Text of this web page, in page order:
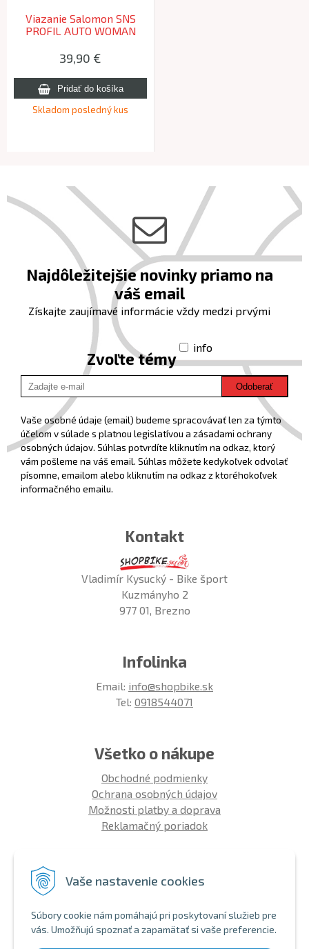
Vaše nastavenie cookies
Súbory cookie nám pomáhajú pri poskytovaní služieb pre
vás. Umožňujú spoznať a zapamätať si vaše preferencie.
Viazanie Salomon SNS
PROFIL AUTO WOMAN
39,90 €
Skladom posledný kus
Najdôležitejšie novinky priamo na
váš email
Získajte zaujímavé informácie vždy medzi prvými
Zvoľte témy
info
Odoberať
Vaše osobné údaje (email) budeme spracovávať len za týmto
účelom v súlade s platnou legislatívou a zásadami ochrany
osobných údajov. Súhlas potvrdíte kliknutím na odkaz, ktorý
vám pošleme na váš email. Súhlas môžete kedykoľvek odvolať
písomne, emailom alebo kliknutím na odkaz z ktoréhokoľvek
informačného emailu.
Kontakt
Vladimír Kysucký - Bike šport
Kuzmányho 2
977 01, Brezno
Infolinka
Email: info@shopbike.sk
Tel: 0918544071
Všetko o nákupe
Obchodné podmienky
Ochrana osobných údajov
Možnosti platby a doprava
Reklamačný poriadok
Aký bicykel kúpiť 26' | 27,5' | 29'
Nákup na splátky